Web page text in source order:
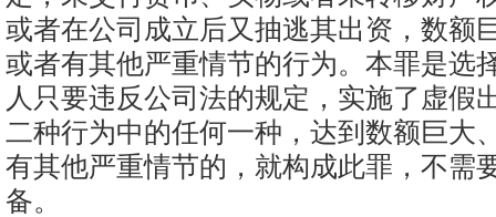
或者在公司成立后又抽逃其出资，数额
或者有其他严重情节的行为。本罪是选
人只要违反公司法的规定，实施了虚假
二种行为中的任何一种，达到数额巨大
有其他严重情节的，就构成此罪，不需
备。